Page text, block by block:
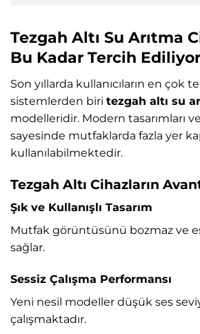
Tezgah Altı Su Arıtma
Bu Kadar Tercih
Son yıllarda kullanıcıların en çok
sistemlerden biri tezgah altı su
modelleridir. Modern tasarımları
sayesinde mutfaklarda fazla yer
kullanılabilmektedir.
Tezgah Altı Cihazların
Şık ve Kullanışlı Tasarım
Mutfak görüntüsünü bozmaz ve
sağlar.
Sessiz Çalışma Performansı
Yeni nesil modeller düşük ses
çalışmaktadır.